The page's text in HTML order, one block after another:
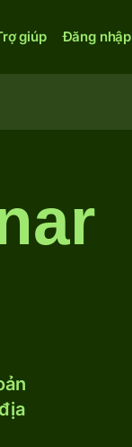
giúp Đăng nhập